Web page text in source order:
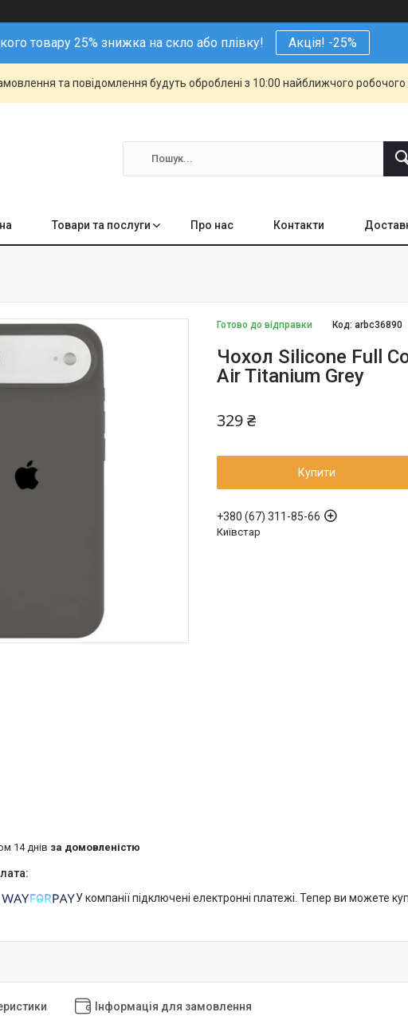
товару 25% знижка на скло або плівку! Акція! -25%
та повідомлення будуть оброблені з 10:00 найближчого робочого
Товари та послуги Про нас Контакти
Готово до відправки Код:arbc36890
Чохол Silicone Full
Air Titanium Grey
329 ₴
Купити
+380 (67) 311-85-66
Київстар
14 днів за домовленістю
У компанії підключені електронні платежі. Тепер ви можете
Інформація для замовлення